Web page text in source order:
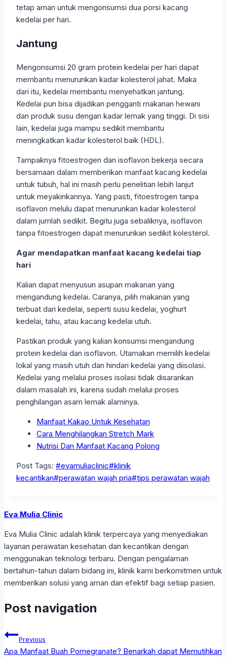
tetap aman untuk mengonsumsi dua porsi kacang
kedelai per hari.
Jantung
Mengonsumsi 20 gram protein kedelai per hari dapat
membantu menurunkan kadar kolesterol jahat. Maka
dari itu, kedelai membantu menyehatkan jantung.
Kedelai pun bisa dijadikan pengganti makanan hewani
dan produk susu dengan kadar lemak yang tinggi. Di sisi
lain, kedelai juga mampu sedikit membantu
meningkatkan kadar kolesterol baik (HDL).
Tampaknya fitoestrogen dan isoflavon bekerja secara
bersamaan dalam memberikan manfaat kacang kedelai
untuk tubuh, hal ini masih perlu penelitian lebih lanjut
untuk meyakinkannya. Yang pasti, fitoestrogen tanpa
isoflavon melulu dapat menurunkan kadar kolesterol
dalam jumlah sedikit. Begitu juga sebaliknya, isoflavon
tanpa fitoestrogen dapat menurunkan sedikit kolesterol.
Agar mendapatkan manfaat kacang kedelai tiap
hari
Kalian dapat menyusun asupan makanan yang
mengandung kedelai. Caranya, pilih makanan yang
terbuat dari kedelai, seperti susu kedelai, yoghurt
kedelai, tahu, atau kacang kedelai utuh.
Pastikan produk yang kalian konsumsi mengandung
protein kedelai dan isoflavon. Utamakan memilih kedelai
lokal yang masih utuh dan hindari kedelai yang diisolasi.
Kedelai yang melalui proses isolasi tidak disarankan
dalam masalah ini, karena sudah melalui proses
penghilangan asam lemak alaminya.
Manfaat Kakao Untuk Kesehatan
Cara Menghilangkan Stretch Mark
Nutrisi Dan Manfaat Kacang Polong
Post Tags: #evamuliaclinic#klinik
kecantikan#perawatan wajah pria#tips perawatan wajah
Eva Mulia Clinic
Eva Mulia Clinic adalah klinik terpercaya yang menyediakan
layanan perawatan kesehatan dan kecantikan dengan
menggunakan teknologi terbaru. Dengan pengalaman
bertahun-tahun dalam bidang ini, klinik kami berkomitmen untuk
memberikan solusi yang aman dan efektif bagi setiap pasien.
Post navigation
Previous
Apa Manfaat Buah Pomegranate? Benarkah dapat Memutihkan